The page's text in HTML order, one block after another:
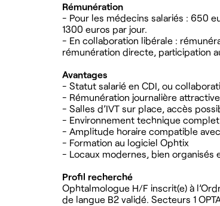
Rémunération
- Pour les médecins salariés : 650
1300 euros par jour.
- En collaboration libérale :
rémunération directe, participation
Avantages
- Statut salarié en CDI, ou
- Rémunération journalière
- Salles d’IVT sur place, accès
- Environnement technique
- Amplitude horaire compatible
- Formation au logiciel Ophtix
- Locaux modernes, bien organisés
Profil recherché
Ophtalmologue H/F inscrit(e) à
de langue B2 validé. Secteurs 1